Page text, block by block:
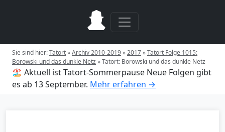
Sie sind hier:Tatort»Archiv 2010-2019»2017»Tatort Folge 1015:
Borowski und das dunkle Netz»Tatort: Borowski und das dunkle Netz
🏖️ Aktuell ist Tatort-Sommerpause Neue Folgen gibt
es ab 13 September. Mehr erfahren →